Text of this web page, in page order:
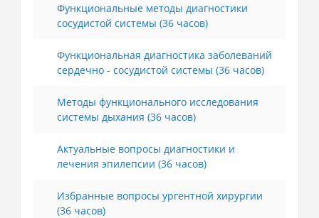
Функциональные методы диагностики
сосудистой системы (36 часов)
Функциональная диагностика заболеваний
сердечно - сосудистой системы (36 часов)
Методы функционального исследования
системы дыхания (36 часов)
Актуальные вопросы диагностики и
лечения эпилепсии (36 часов)
Избранные вопросы ургентной хирургии
(36 часов)